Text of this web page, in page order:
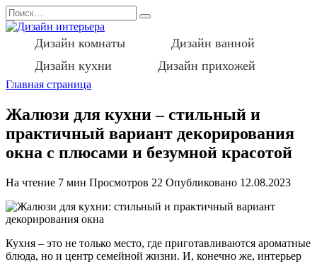
Перейти
к
содержанию
Search
for:
Дизайн комнаты
Дизайн ванной
Дизайн кухни
Дизайн прихожей
Главная страница
Жалюзи для кухни – стильный и
практичный вариант декорирования
окна с плюсами и безумной красотой
На чтение 7 мин Просмотров 22 Опубликовано 12.08.2023
Кухня – это не только место, где приготавливаются ароматные
блюда, но и центр семейной жизни. И, конечно же, интерьер